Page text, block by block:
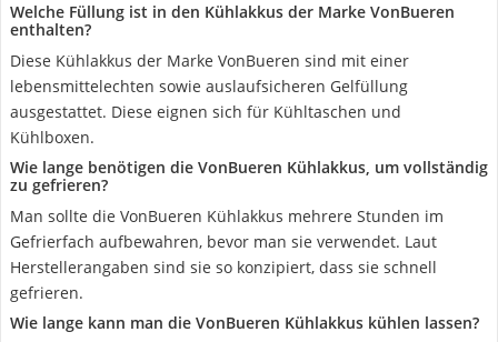
Welche Füllung ist in den Kühlakkus der Marke VonBueren
enthalten?
Diese Kühlakkus der Marke VonBueren sind mit einer
lebensmittelechten sowie auslaufsicheren Gelfüllung
ausgestattet. Diese eignen sich für Kühltaschen und
Kühlboxen.
Wie lange benötigen die VonBueren Kühlakkus, um vollständig
zu gefrieren?
Man sollte die VonBueren Kühlakkus mehrere Stunden im
Gefrierfach aufbewahren, bevor man sie verwendet. Laut
Herstellerangaben sind sie so konzipiert, dass sie schnell
gefrieren.
Wie lange kann man die VonBueren Kühlakkus kühlen lassen?